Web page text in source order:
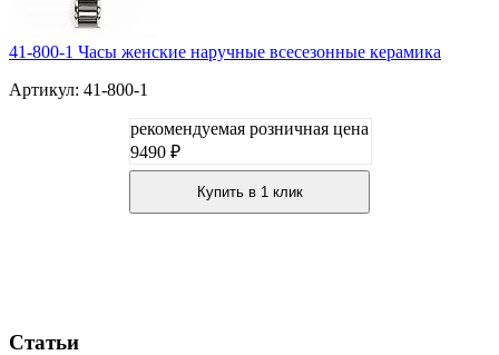
41-800-1 Часы женские наручные всесезонные керамика
Артикул: 41-800-1
рекомендуемая розничная цена
9490 ₽
Купить в 1 клик
Статьи